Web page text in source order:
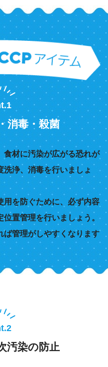
消毒・殺菌
食材に汚染が広がる恐れが
洗浄、消毒を行いましょ
用を防ぐために、必ず内容
置管理を行いましょう。
ば管理がしやすくなります
汚染の防止